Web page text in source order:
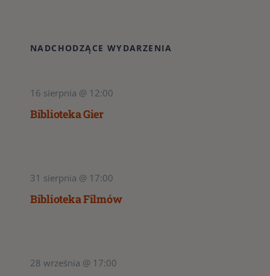
NADCHODZĄCE WYDARZENIA
16 sierpnia @ 12:00
Biblioteka Gier
31 sierpnia @ 17:00
Biblioteka Filmów
28 września @ 17:00